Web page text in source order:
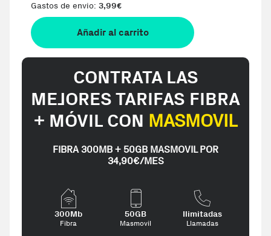
Gastos de envio: 3,99€
Añadir al carrito
CONTRATA LAS
MEJORES TARIFAS FIBRA
+ MÓVIL CON MASMOVIL
FIBRA 300MB + 50GB MASMOVIL POR
34,90€/MES
300Mb
Fibra
50GB
Masmovil
Ilimitadas
Llamadas